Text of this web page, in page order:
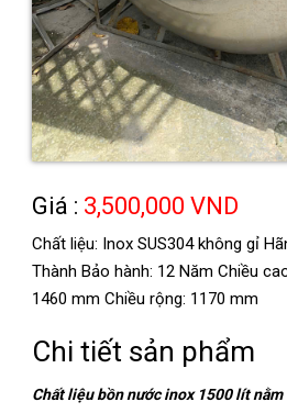
Giá : 3,500,000 VND
Chất liệu: Inox SUS304 không gỉ
Thành Bảo hành: 12 Năm Chiều
1460 mm Chiều rộng: 1170 mm
Chi tiết sản phẩm
Chất liệu bồn nước inox 1500 lít nằm